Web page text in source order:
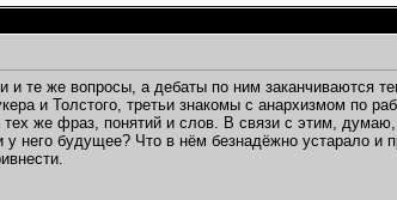
и те же вопросы, а дебаты по ним заканчиваются
и Толстого, третьи знакомы с анархизмом по
же фраз, понятий и слов. В связи с этим,
него будущее? Что в нём безнадёжно устарало и